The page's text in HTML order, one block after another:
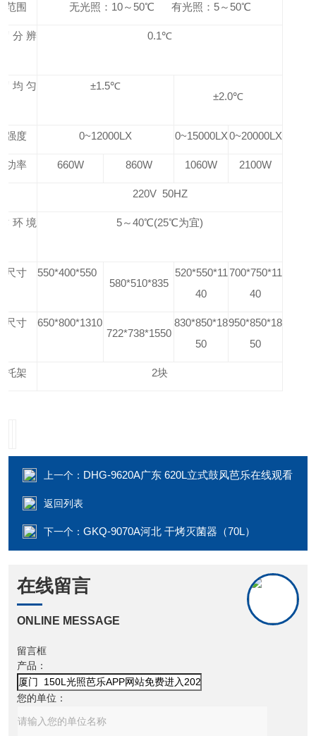
范围 无光照：10～50℃ 有光照：5～50℃
分辨 0.1℃
均匀
±1.5℃
±2.0℃
强度 0~12000LX 0~15000LX0~20000LX
功率 660W 860W 1060W 2100W
220V 50HZ
环境
5～40℃(25℃为宜)
尺寸
550*400*550
580*510*835
520*550*11
40
700*750*11
40
尺寸
650*800*1310
722*738*1550
830*850*18
50
950*850*18
50
托架 2块
上一个： DHG-9620A广东 620L立式鼓风芭乐在线观看
返回列表
下一个： GKQ-9070A河北 干烤灭菌器（70L）
在线留言
ONLINE MESSAGE
留言框
产品：
您的单位：